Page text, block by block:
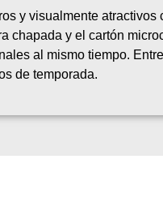
y visualmente atractivos
chapada y el cartón
al mismo tiempo.
de temporada.